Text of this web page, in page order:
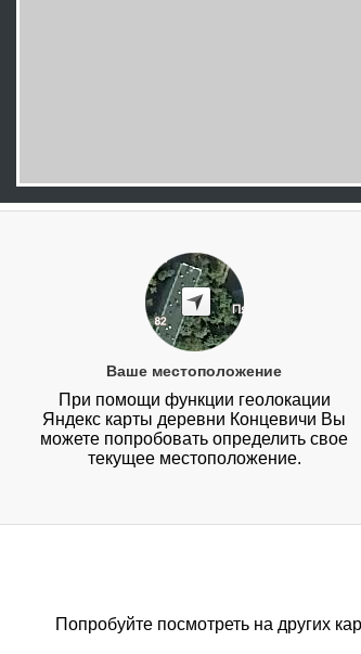
Ваше местоположение
При помощи функции геолокации
Яндекс карты деревни Концевичи Вы
можете попробовать определить свое
текущее местоположение.
Попробуйте посмотреть на других